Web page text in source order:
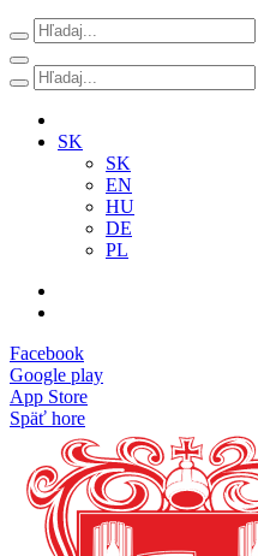
SK
SK
EN
HU
DE
PL
Facebook
Google play
App Store
Späť hore